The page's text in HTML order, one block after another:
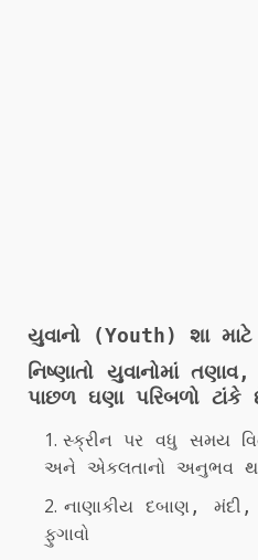
યુવાનો (Youth) શા માટે
નિષ્ણાતો યુવાનોમાં
પાછળ ઘણા પરિબળો ટાંકે
સ્ક્રીન પર વધુ સમય
અને એકલતાનો અનુભવ
નાણાકીય દબાણ,
ફુગાવો